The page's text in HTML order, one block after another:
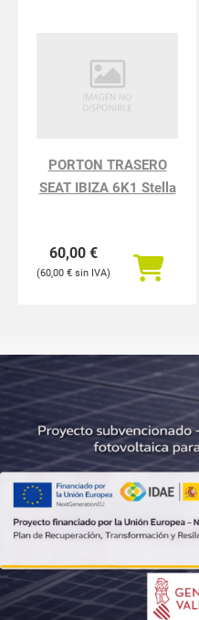
PORTON TRASERO
SEAT IBIZA 6K1 Stella
60,00 €
60,00 €